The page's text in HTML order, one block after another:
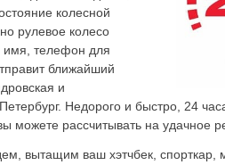
колесной
рулевое колесо
телефон для
ближайший
и
Недорого и быстро, 24
можете рассчитывать на удачное
вытащим ваш хэтчбек, спорткар,